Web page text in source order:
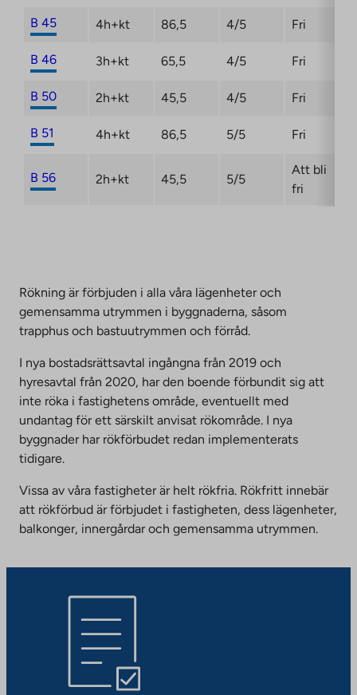
B 45 4h+kt 86,5 4/5 Fri
B 46 3h+kt 65,5 4/5 Fri
B 50 2h+kt 45,5 4/5 Fri
B 51 4h+kt 86,5 5/5 Fri
B 56 2h+kt 45,5 5/5
Att bli
fri
Rökning är förbjuden i alla våra lägenheter och
gemensamma utrymmen i byggnaderna, såsom
trapphus och bastuutrymmen och förråd.
I nya bostadsrättsavtal ingångna från 2019 och
hyresavtal från 2020, har den boende förbundit sig att
inte röka i fastighetens område, eventuellt med
undantag för ett särskilt anvisat rökområde. I nya
byggnader har rökförbudet redan implementerats
tidigare.
Vissa av våra fastigheter är helt rökfria. Rökfritt innebär
att rökförbud är förbjudet i fastigheten, dess lägenheter,
balkonger, innergårdar och gemensamma utrymmen.